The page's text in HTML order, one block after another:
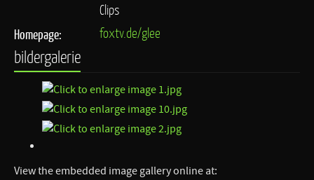
Clips
Homepage:
foxtv.de/glee
bildergalerie
View the embedded image gallery online at: